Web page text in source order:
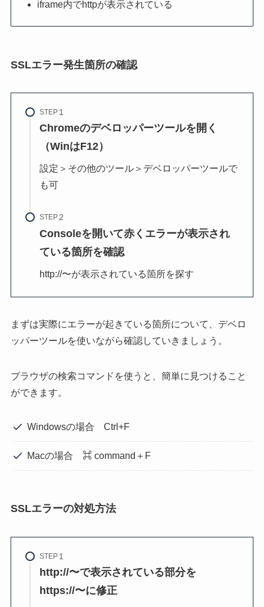
iframe内でhttpが表示されている
SSLエラー発生箇所の確認
STEP
Chromeのデベロッパーツールを開く
（WinはF12）
設定＞その他のツール＞デベロッパーツールで
も可
STEP
Consoleを開いて赤くエラーが表示され
ている箇所を確認
http://〜が表示されている箇所を探す
まずは実際にエラーが起きている箇所について、デベロ
ッパーツールを使いながら確認していきましょう。
ブラウザの検索コマンドを使うと、簡単に見つけること
ができます。
Windowsの場合 Ctrl+F
Macの場合 ⌘ command＋F
SSLエラーの対処方法
STEP
http://〜で表示されている部分を
https://〜に修正